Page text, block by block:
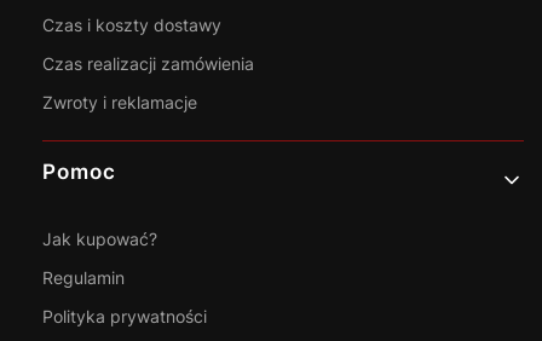
Czas i koszty dostawy
Czas realizacji zamówienia
Zwroty i reklamacje
Pomoc
Jak kupować?
Regulamin
Polityka prywatności